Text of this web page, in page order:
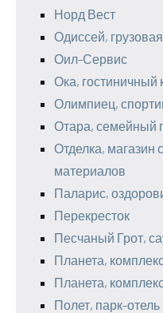
Норд Вест
Одиссей,
Оил-Сервис
Ока, гостиничный
Олимпиец,
Отара, семейный
Отделка, магазин
материалов
Паларис,
Перекресток
Песчаный Грот,
Планета,
Планета,
Полет, парк-отель